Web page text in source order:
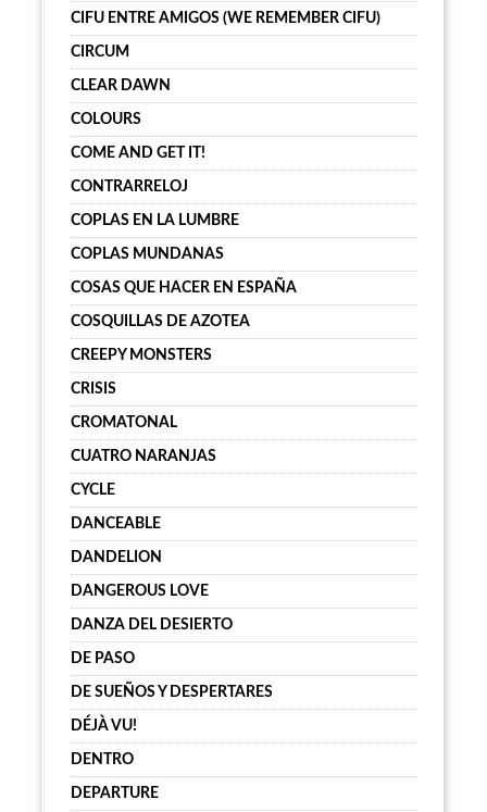
CIFU ENTRE AMIGOS (WE REMEMBER CIFU)
CIRCUM
CLEAR DAWN
COLOURS
COME AND GET IT!
CONTRARRELOJ
COPLAS EN LA LUMBRE
COPLAS MUNDANAS
COSAS QUE HACER EN ESPAÑA
COSQUILLAS DE AZOTEA
CREEPY MONSTERS
CRISIS
CROMATONAL
CUATRO NARANJAS
CYCLE
DANCEABLE
DANDELION
DANGEROUS LOVE
DANZA DEL DESIERTO
DE PASO
DE SUEÑOS Y DESPERTARES
DÉJÀ VU!
DENTRO
DEPARTURE